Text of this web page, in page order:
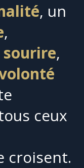
, un
,
sourire,
ceux
croisent.